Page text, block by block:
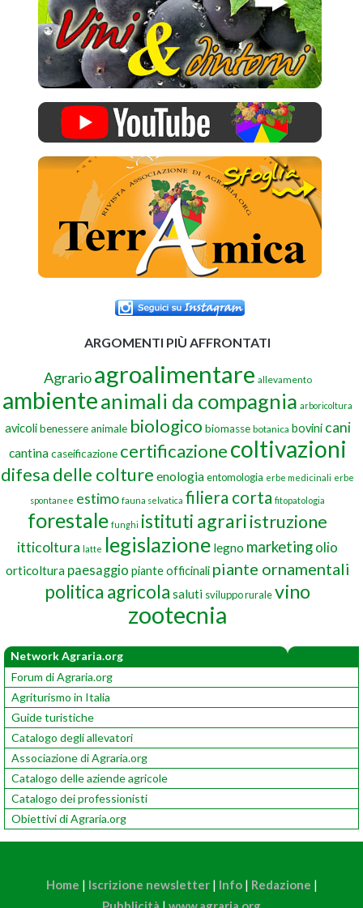
ARGOMENTI PIÙ AFFRONTATI
Agrario agroalimentare allevamento
ambienteanimali da compagnia arboricoltura
avicoli benessere animale biologico biomasse botanica bovini cani
cantina caseificazione certificazionecoltivazioni
difesa delle colture enologiaentomologia erbe medicinali erbe
spontanee estimo fauna selvatica filiera corta fitopatologia
forestale funghi istituti agrariistruzione
itticoltura latte legislazione legno marketingolio
orticoltura paesaggio piante officinali piante ornamentali
politica agricola saluti sviluppo ruralevino
zootecnia
Network Agraria.org
Forum di Agraria.org
Agriturismo in Italia
Guide turistiche
Catalogo degli allevatori
Associazione di Agraria.org
Catalogo delle aziende agricole
Catalogo dei professionisti
Obiettivi di Agraria.org
Home | Iscrizione newsletter| Info| Redazione |